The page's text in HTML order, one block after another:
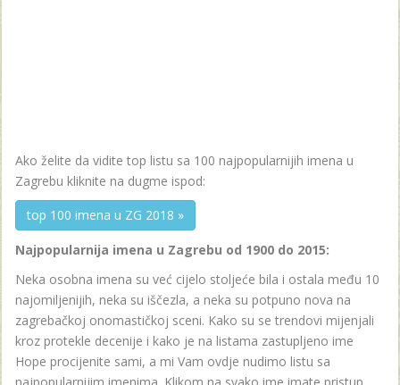
Ako želite da vidite top listu sa 100 najpopularnijih imena u
Zagrebu kliknite na dugme ispod:
top 100 imena u ZG 2018 »
Najpopularnija imena u Zagrebu od 1900 do 2015:
Neka osobna imena su već cijelo stoljeće bila i ostala među 10
najomiljenijih, neka su iščezla, a neka su potpuno nova na
zagrebačkoj onomastičkoj sceni. Kako su se trendovi mijenjali
kroz protekle decenije i kako je na listama zastupljeno ime
Hope procijenite sami, a mi Vam ovdje nudimo listu sa
najpopularnijim imenima. Klikom na svako ime imate pristup